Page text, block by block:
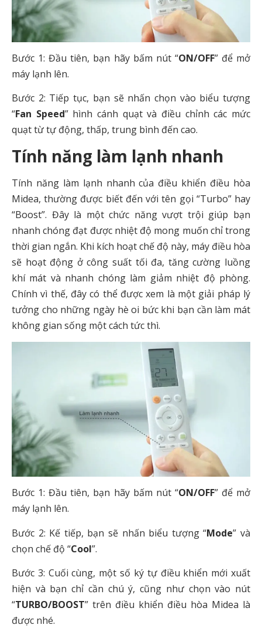
Bước 1: Đầu tiên, bạn hãy bấm nút “ON/OFF” để mở
máy lạnh lên.
Bước 2: Tiếp tục, bạn sẽ nhấn chọn vào biểu tượng
“Fan Speed” hình cánh quạt và điều chỉnh các mức
quạt từ tự động, thấp, trung bình đến cao.
Tính năng làm lạnh nhanh
Tính năng làm lạnh nhanh của điều khiển điều hòa
Midea, thường được biết đến với tên gọi “Turbo” hay
“Boost”. Đây là một chức năng vượt trội giúp bạn
nhanh chóng đạt được nhiệt độ mong muốn chỉ trong
thời gian ngắn. Khi kích hoạt chế độ này, máy điều hòa
sẽ hoạt động ở công suất tối đa, tăng cường luồng
khí mát và nhanh chóng làm giảm nhiệt độ phòng.
Chính vì thế, đây có thể được xem là một giải pháp lý
tưởng cho những ngày hè oi bức khi bạn cần làm mát
không gian sống một cách tức thì.
Bước 1: Đầu tiên, bạn hãy bấm nút “ON/OFF” để mở
máy lạnh lên.
Bước 2: Kế tiếp, bạn sẽ nhấn biểu tượng “Mode” và
chọn chế độ “Cool”.
Bước 3: Cuối cùng, một số ký tự điều khiển mới xuất
hiện và bạn chỉ cần chú ý, cũng như chọn vào nút
“TURBO/BOOST” trên điều khiển điều hòa Midea là
được nhé.